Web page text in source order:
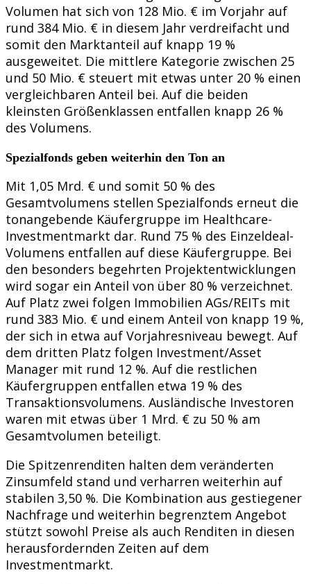
Volumen hat sich von 128 Mio. € im Vorjahr auf
rund 384 Mio. € in diesem Jahr verdreifacht und
somit den Marktanteil auf knapp 19 %
ausgeweitet. Die mittlere Kategorie zwischen 25
und 50 Mio. € steuert mit etwas unter 20 % einen
vergleichbaren Anteil bei. Auf die beiden
kleinsten Größenklassen entfallen knapp 26 %
des Volumens.
Spezialfonds geben weiterhin den Ton an
Mit 1,05 Mrd. € und somit 50 % des
Gesamtvolumens stellen Spezialfonds erneut die
tonangebende Käufergruppe im Healthcare-
Investmentmarkt dar. Rund 75 % des Einzeldeal-
Volumens entfallen auf diese Käufergruppe. Bei
den besonders begehrten Projektentwicklungen
wird sogar ein Anteil von über 80 % verzeichnet.
Auf Platz zwei folgen Immobilien AGs/REITs mit
rund 383 Mio. € und einem Anteil von knapp 19 %,
der sich in etwa auf Vorjahresniveau bewegt. Auf
dem dritten Platz folgen Investment/Asset
Manager mit rund 12 %. Auf die restlichen
Käufergruppen entfallen etwa 19 % des
Transaktionsvolumens. Ausländische Investoren
waren mit etwas über 1 Mrd. € zu 50 % am
Gesamtvolumen beteiligt.
Die Spitzenrenditen halten dem veränderten
Zinsumfeld stand und verharren weiterhin auf
stabilen 3,50 %. Die Kombination aus gestiegener
Nachfrage und weiterhin begrenztem Angebot
stützt sowohl Preise als auch Renditen in diesen
herausfordernden Zeiten auf dem
Investmentmarkt.